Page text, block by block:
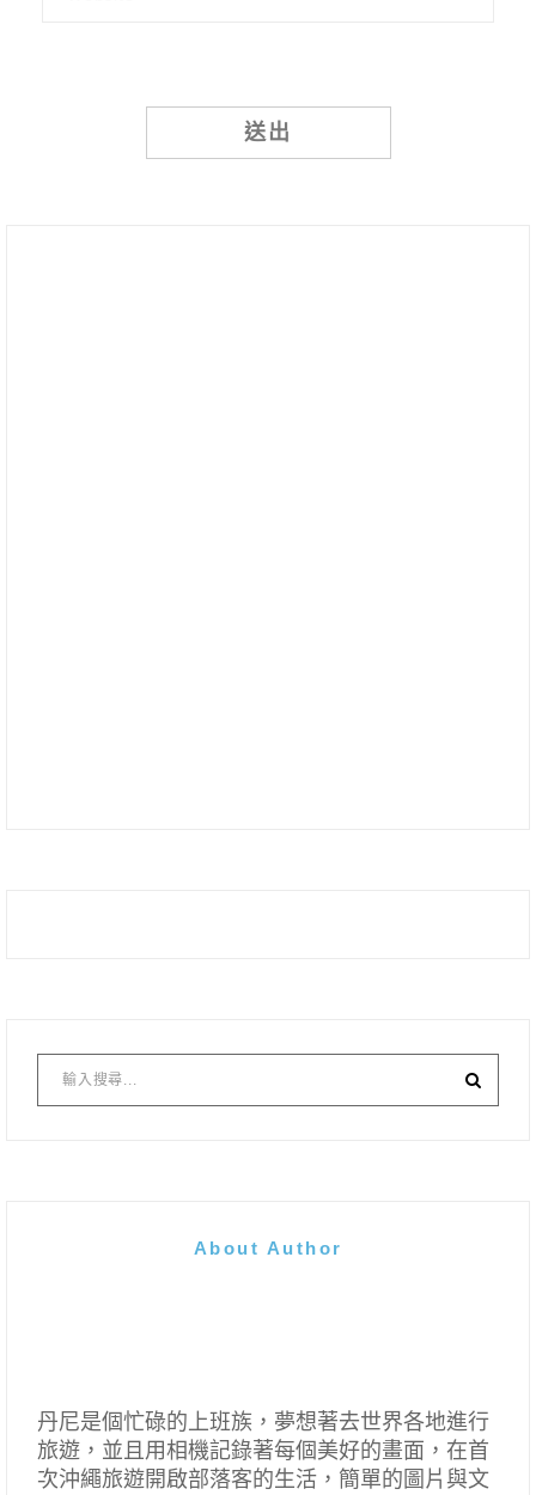
About Author
丹尼是個忙碌的上班族，夢想著去世界各地進行
旅遊，並且用相機記錄著每個美好的畫面，在首
次沖繩旅遊開啟部落客的生活，簡單的圖片與文